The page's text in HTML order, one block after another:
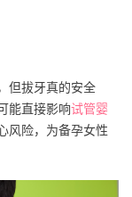
但拔牙真的安全
能直接影响试管婴
风险，为备孕女性